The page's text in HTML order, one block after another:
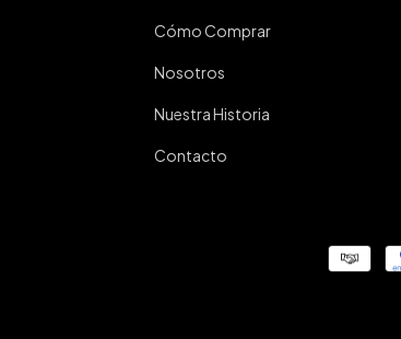
Cómo Comprar
Nosotros
Nuestra Historia
Contacto